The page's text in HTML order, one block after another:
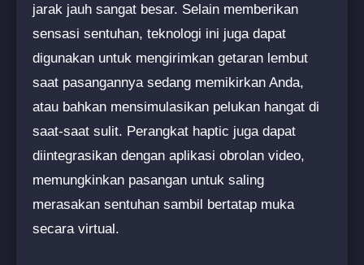
jarak jauh sangat besar. Selain memberikan
sensasi sentuhan, teknologi ini juga dapat
digunakan untuk mengirimkan getaran lembut
saat pasangannya sedang memikirkan Anda,
atau bahkan mensimulasikan pelukan hangat di
saat-saat sulit. Perangkat haptic juga dapat
diintegrasikan dengan aplikasi obrolan video,
memungkinkan pasangan untuk saling
merasakan sentuhan sambil bertatap muka
secara virtual.